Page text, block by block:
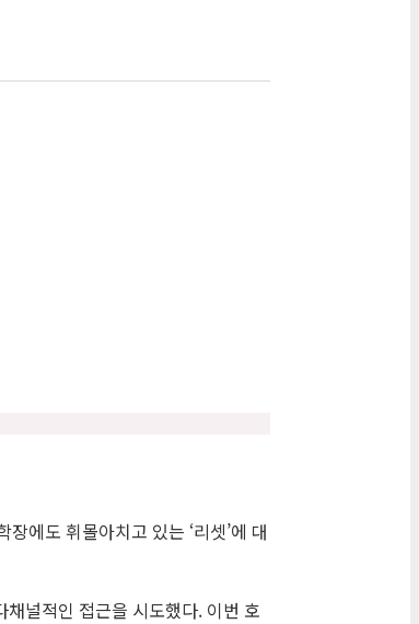
에도 휘몰아치고 있는 ‘리셋’에 대
널적인 접근을 시도했다. 이번 호